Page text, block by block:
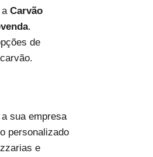
a Carvão
.
de
sua empresa
personalizado
e